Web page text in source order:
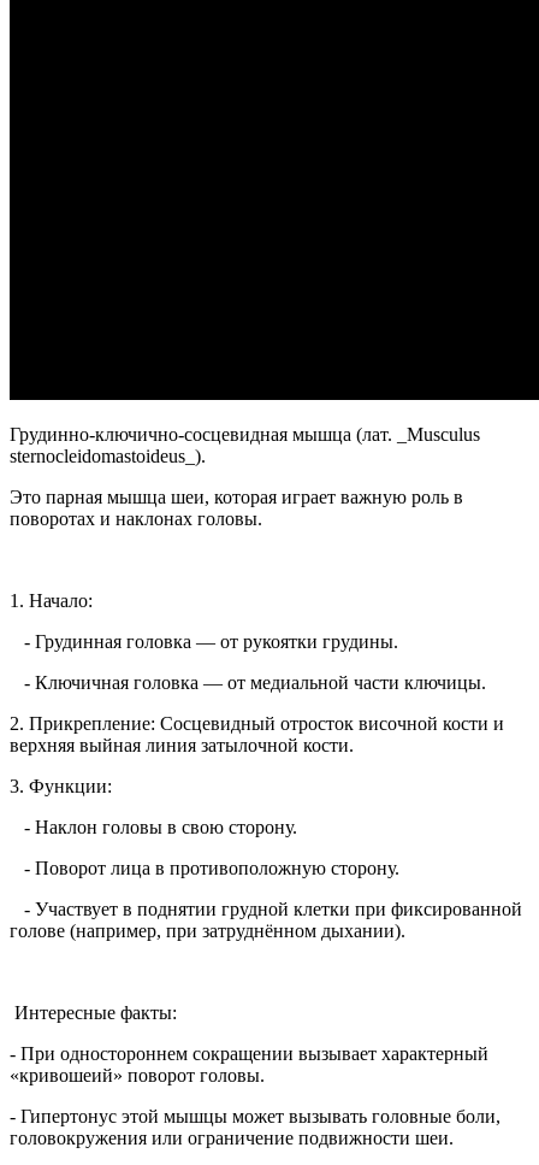
Грудинно-ключично-сосцевидная мышца (лат. _Musculus
sternocleidomastoideus_).
Это парная мышца шеи, которая играет важную роль в
поворотах и наклонах головы.
1. Начало:
- Грудинная головка — от рукоятки грудины.
- Ключичная головка — от медиальной части ключицы.
2. Прикрепление: Сосцевидный отросток височной кости и
верхняя выйная линия затылочной кости.
3. Функции:
- Наклон головы в свою сторону.
- Поворот лица в противоположную сторону.
- Участвует в поднятии грудной клетки при фиксированной
голове (например, при затруднённом дыхании).
Интересные факты:
- При одностороннем сокращении вызывает характерный
«кривошеий» поворот головы.
- Гипертонус этой мышцы может вызывать головные боли,
головокружения или ограничение подвижности шеи.